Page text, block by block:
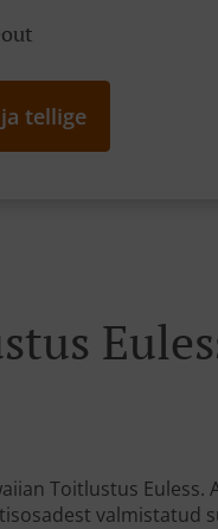
tellige
Toitlustus Euless.
valmistatud